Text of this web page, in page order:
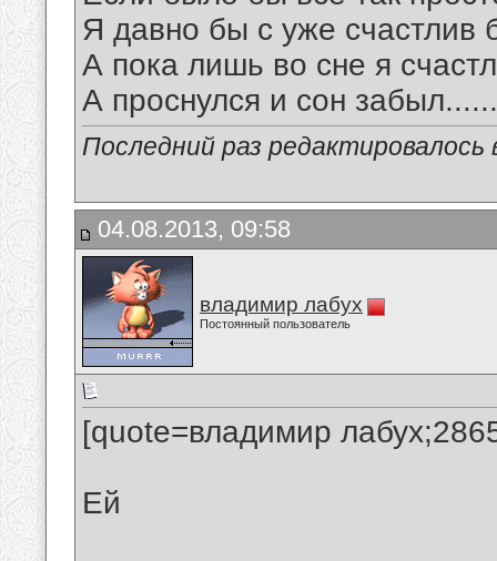
Я давно бы с уже счастлив
А пока лишь во сне я
А проснулся и сон забыл......
Последний раз
04.08.2013, 09:58
владимир лабух
Постоянный пользователь
[quote=владимир
Ей